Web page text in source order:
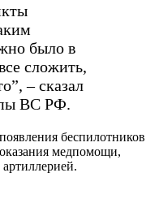
было в
сложить,
– сказал
ВС РФ.
беспилотников
медпомощи,